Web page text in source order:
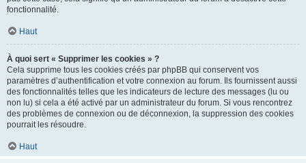
fonctionnalité.
Haut
À quoi sert « Supprimer les cookies » ?
Cela supprime tous les cookies créés par phpBB qui conservent vos
paramètres d’authentification et votre connexion au forum. Ils fournissent aussi
des fonctionnalités telles que les indicateurs de lecture des messages (lu ou
non lu) si cela a été activé par un administrateur du forum. Si vous rencontrez
des problèmes de connexion ou de déconnexion, la suppression des cookies
pourrait les résoudre.
Haut